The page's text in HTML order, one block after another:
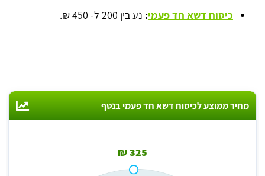
כיסוח דשא חד פעמי: נע בין 200 ל- 450 ₪.
מחיר ממוצע לכיסוח דשא חד פעמי בנטף
325 ₪